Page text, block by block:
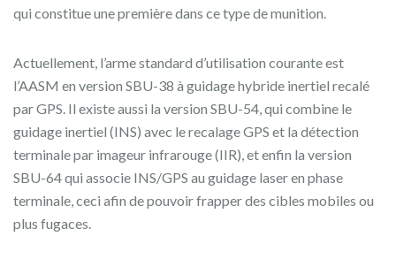
qui constitue une première dans ce type de munition.
Actuellement, l’arme standard d’utilisation courante est
l’AASM en version SBU-38 à guidage hybride inertiel recalé
par GPS. Il existe aussi la version SBU-54, qui combine le
guidage inertiel (INS) avec le recalage GPS et la détection
terminale par imageur infrarouge (IIR), et enfin la version
SBU-64 qui associe INS/GPS au guidage laser en phase
terminale, ceci afin de pouvoir frapper des cibles mobiles ou
plus fugaces.